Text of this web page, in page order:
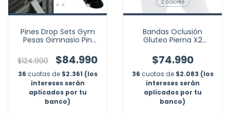
Pines Drop Sets Gym
Pesas Gimnasio Pin
$124.990
$84.990
36 cuotas de $2.361 (los
intereses serán
aplicados por tu
banco)
2 colores
Bandas Oclusión
Gluteo Pierna X2
Gym
$74.990
36 cuotas de $2.083 (los
intereses serán
aplicados por tu
banco)